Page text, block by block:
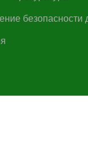
безопасности